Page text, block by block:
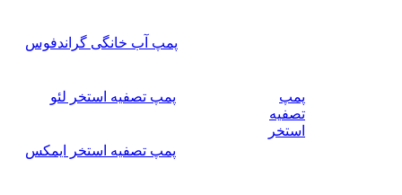
پمپ آب خانگی گراندفوس
پمپ
تصفیه
استخر
پمپ تصفیه استخر لئو
پمپ تصفیه استخر ایمکس